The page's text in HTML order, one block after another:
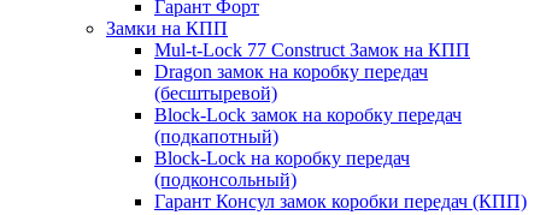
Гарант Форт
Замки на КПП
Mul-t-Lock 77 Construct Замок на КПП
Dragon замок на коробку передач
(бесштыревой)
Block-Lock замок на коробку передач
(подкапотный)
Block-Lock на коробку передач
(подконсольный)
Гарант Консул замок коробки передач (КПП)